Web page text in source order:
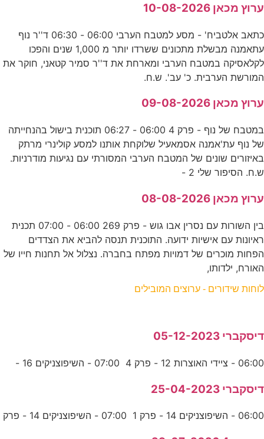
ערוץ מכאן 10-08-2026
כתאב אלטביח' - מסע למטבח הערבי 06:00 - 06:30 ד''ר נוף
עתאמנה מבשלת מתכונים ששרדו יותר מ 1,000 שנים והפכו
לקלאסיקה במטבח הערבי ומארחת את ד''ר סמיר קטאני, חוקר את
המורשת הערבית. כ' עב'. ש.ח.
ערוץ מכאן 09-08-2026
במטבח של נוף - פרק 4 06:00 - 06:27 תוכנית בישול בהנחייתה
של נוף עת'אמנה אסמאעיל שלוקחת אותנו למסע קולינרי מרתק
באיזורים שונים של המטבח הערבי המסורתי עם נגיעות מודרניות.
ש.ח. הסיפור שלי 2 -
ערוץ מכאן 08-08-2026
בין השורות עם נסרין אבו גוש - פרק 269 06:00 - 07:00 תכנית
ראיונות עם אישיות ידועה. התוכנית תנסה להביא את הצדדים
הפחות מוכרים של דמויות מפתח בחברה. נצלול אל תחנות חייו של
האורח, ילדותו,
לוחות שידורים - ערוצים המובילים
דיסקברי 05-12-2023
06:00 - ציידי האוצרות 12 - פרק 4 07:00 - השיפוצניקים 16 -
דיסקברי 25-04-2023
06:00 - השיפוצניקים 14 - פרק 1 07:00 - השיפוצניקים 14 - פרק